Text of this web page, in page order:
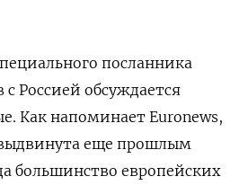
посланника
с Россией обсуждается
Как напоминает Euronews,
еще прошлым
большинство европейских